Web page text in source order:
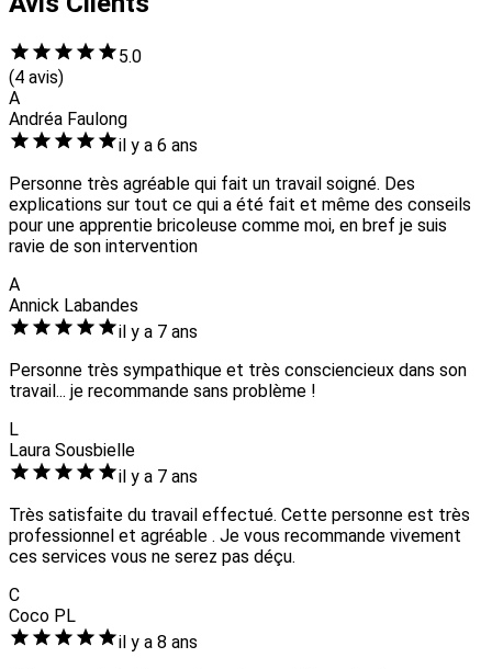
5.0
(4 avis)
A
Andréa Faulong
il y a 6 ans
Personne très agréable qui fait un travail soigné. Des
explications sur tout ce qui a été fait et même des conseils
pour une apprentie bricoleuse comme moi, en bref je suis
ravie de son intervention
A
Annick Labandes
il y a 7 ans
Personne très sympathique et très consciencieux dans son
travail... je recommande sans problème !
L
Laura Sousbielle
il y a 7 ans
Très satisfaite du travail effectué. Cette personne est très
professionnel et agréable . Je vous recommande vivement
ces services vous ne serez pas déçu.
C
Coco PL
il y a 8 ans